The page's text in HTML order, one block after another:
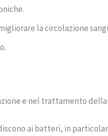
la circolazione
e nel trattamento
ai batteri, in